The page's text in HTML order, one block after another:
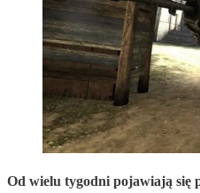
Od wielu tygodni pojawiają się